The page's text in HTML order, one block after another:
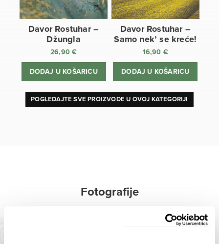
Davor Rostuhar –
Džungla
26,90€
DODAJ U KOŠARICU
Davor Rostuhar –
Samo nek’ se kreće!
16,90 €
DODAJ U KOŠARICU
POGLEDAJTE SVE PROIZVODE U OVOJ KATEGORIJI
Fotografije